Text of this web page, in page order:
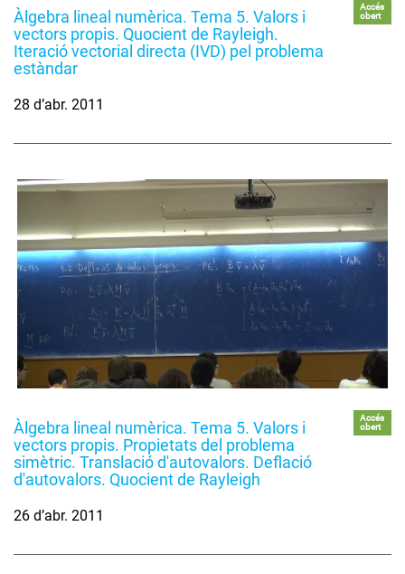
Àlgebra lineal numèrica. Tema 5. Valors i
vectors propis. Quocient de Rayleigh.
Iteració vectorial directa (IVD) pel problema
estàndar
Accés
obert
28 d’abr. 2011
Àlgebra lineal numèrica. Tema 5. Valors i
vectors propis. Propietats del problema
simètric. Translació d'autovalors. Deflació
d'autovalors. Quocient de Rayleigh
Accés
obert
26 d’abr. 2011